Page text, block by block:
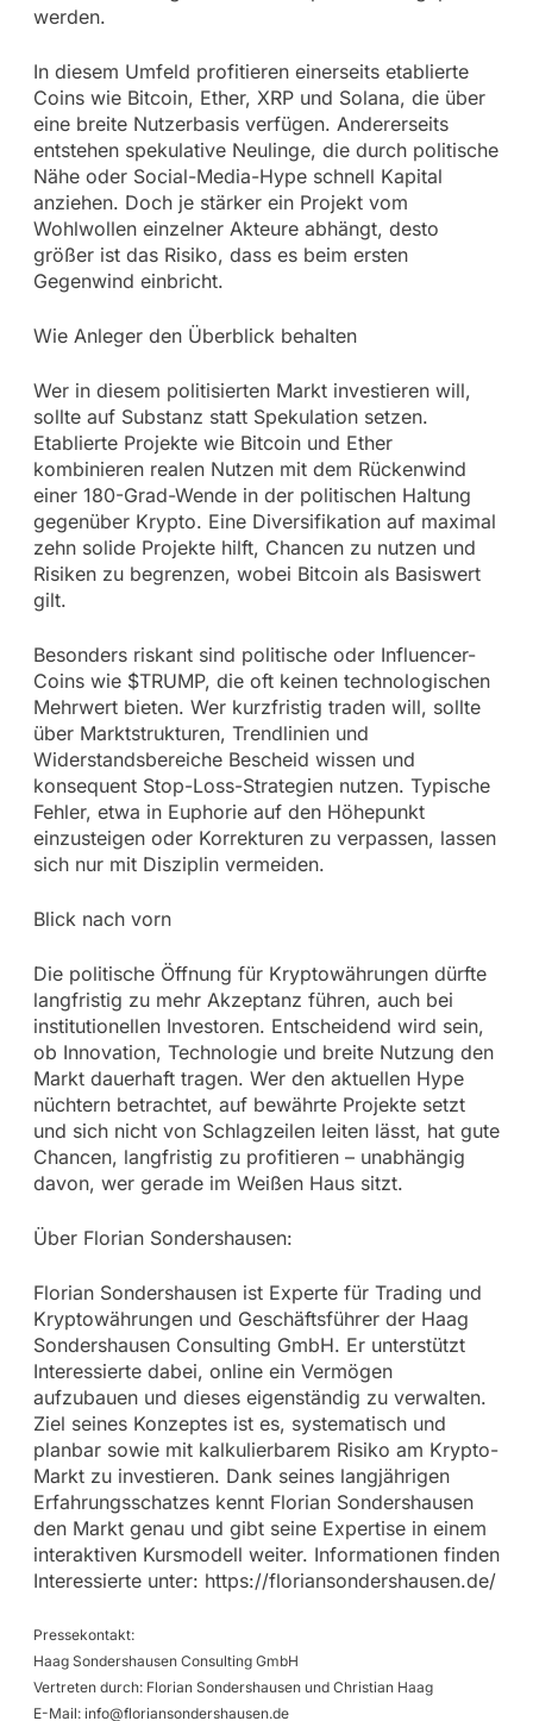
werden.
In diesem Umfeld profitieren einerseits etablierte
Coins wie Bitcoin, Ether, XRP und Solana, die über
eine breite Nutzerbasis verfügen. Andererseits
entstehen spekulative Neulinge, die durch politische
Nähe oder Social-Media-Hype schnell Kapital
anziehen. Doch je stärker ein Projekt vom
Wohlwollen einzelner Akteure abhängt, desto
größer ist das Risiko, dass es beim ersten
Gegenwind einbricht.
Wie Anleger den Überblick behalten
Wer in diesem politisierten Markt investieren will,
sollte auf Substanz statt Spekulation setzen.
Etablierte Projekte wie Bitcoin und Ether
kombinieren realen Nutzen mit dem Rückenwind
einer 180-Grad-Wende in der politischen Haltung
gegenüber Krypto. Eine Diversifikation auf maximal
zehn solide Projekte hilft, Chancen zu nutzen und
Risiken zu begrenzen, wobei Bitcoin als Basiswert
gilt.
Besonders riskant sind politische oder Influencer-
Coins wie $TRUMP, die oft keinen technologischen
Mehrwert bieten. Wer kurzfristig traden will, sollte
über Marktstrukturen, Trendlinien und
Widerstandsbereiche Bescheid wissen und
konsequent Stop-Loss-Strategien nutzen. Typische
Fehler, etwa in Euphorie auf den Höhepunkt
einzusteigen oder Korrekturen zu verpassen, lassen
sich nur mit Disziplin vermeiden.
Blick nach vorn
Die politische Öffnung für Kryptowährungen dürfte
langfristig zu mehr Akzeptanz führen, auch bei
institutionellen Investoren. Entscheidend wird sein,
ob Innovation, Technologie und breite Nutzung den
Markt dauerhaft tragen. Wer den aktuellen Hype
nüchtern betrachtet, auf bewährte Projekte setzt
und sich nicht von Schlagzeilen leiten lässt, hat gute
Chancen, langfristig zu profitieren – unabhängig
davon, wer gerade im Weißen Haus sitzt.
Über Florian Sondershausen:
Florian Sondershausen ist Experte für Trading und
Kryptowährungen und Geschäftsführer der Haag
Sondershausen Consulting GmbH. Er unterstützt
Interessierte dabei, online ein Vermögen
aufzubauen und dieses eigenständig zu verwalten.
Ziel seines Konzeptes ist es, systematisch und
planbar sowie mit kalkulierbarem Risiko am Krypto-
Markt zu investieren. Dank seines langjährigen
Erfahrungsschatzes kennt Florian Sondershausen
den Markt genau und gibt seine Expertise in einem
interaktiven Kursmodell weiter. Informationen finden
Interessierte unter: https://floriansondershausen.de/
Pressekontakt:
Haag Sondershausen Consulting GmbH
Vertreten durch: Florian Sondershausen und Christian Haag
E-Mail: info@floriansondershausen.de